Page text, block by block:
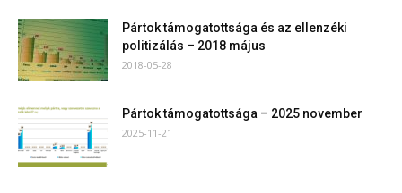
Pártok támogatottsága és az ellenzéki
politizálás – 2018 május
2018-05-28
Pártok támogatottsága – 2025 november
2025-11-21